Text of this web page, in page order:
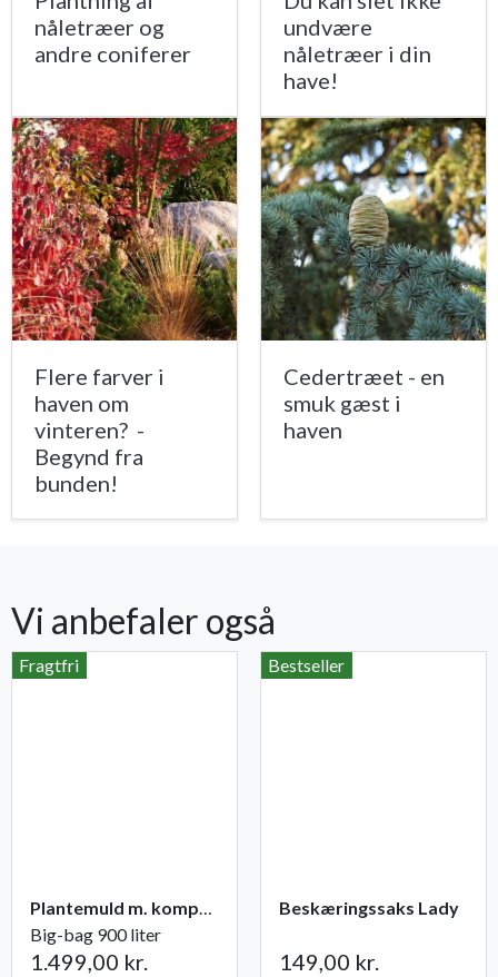
nåletræer og
andre coniferer
undvære
nåletræer i din
have!
Flere farver i
haven om
vinteren? -
Begynd fra
bunden!
Cedertræet - en
smuk gæst i
haven
Vi anbefaler også
Fragtfri
Plantemuld m. kompost fra Champost
Big-bag 900 liter
1.499,00 kr.
Bestseller
Beskæringssaks Lady
149,00 kr.